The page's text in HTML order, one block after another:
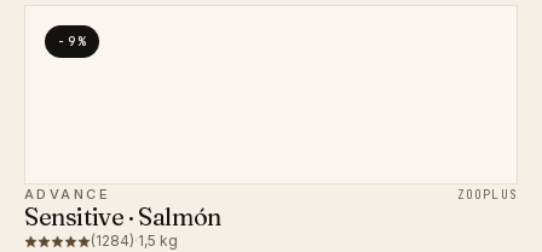
−9%
ADVANCE ZOOPLUS
Sensitive · Salmón
(1284)·1,5 kg